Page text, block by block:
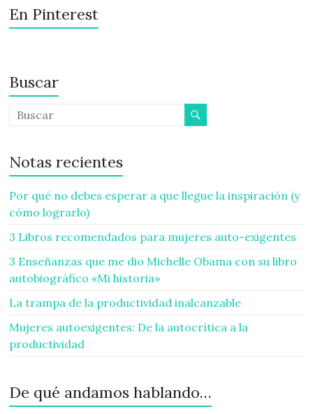
En Pinterest
Buscar
Notas recientes
Por qué no debes esperar a que llegue la inspiración (y
cómo lograrlo)
3 Libros recomendados para mujeres auto-exigentes
3 Enseñanzas que me dio Michelle Obama con su libro
autobiográfico «Mi historia»
La trampa de la productividad inalcanzable
Mujeres autoexigentes: De la autocrítica a la
productividad
De qué andamos hablando…